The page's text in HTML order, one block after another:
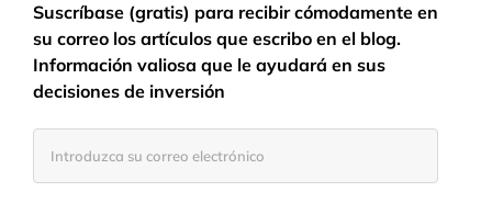
Suscríbase (gratis) para recibir cómodamente en
su correo los artículos que escribo en el blog.
Información valiosa que le ayudará en sus
decisiones de inversión